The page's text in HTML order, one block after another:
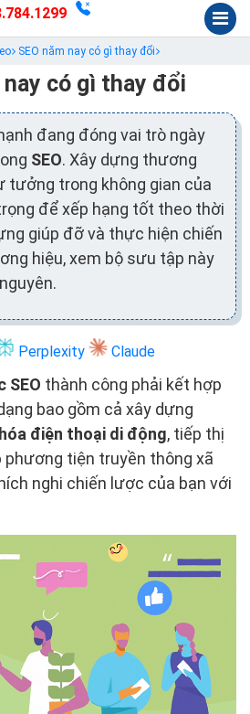
SEO năm nay có gì thay đổi
nay có gì thay đổi
đang đóng vai trò ngày
SEO. Xây dựng thương
tưởng trong không gian của
để xếp hạng tốt theo thời
giúp đỡ và thực hiện chiến
hiệu, xem bộ sưu tập này
Perplexity Claude
SEO thành công phải kết hợp
bao gồm cả xây dựng
điện thoại di động, tiếp thị
phương tiện truyền thông xã
nghi chiến lược của bạn với